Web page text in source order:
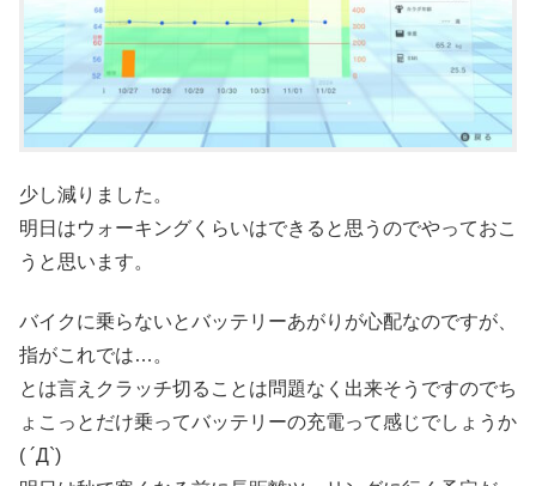
少し減りました。
明日はウォーキングくらいはできると思うのでやっておこ
うと思います。
バイクに乗らないとバッテリーあがりが心配なのですが、
指がこれでは…。
とは言えクラッチ切ることは問題なく出来そうですのでち
ょこっとだけ乗ってバッテリーの充電って感じでしょうか
( ´Д`)